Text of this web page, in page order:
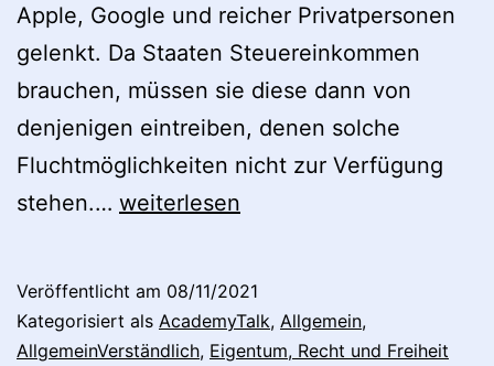
Apple, Google und reicher Privatpersonen
gelenkt. Da Staaten Steuereinkommen
brauchen, müssen sie diese dann von
denjenigen eintreiben, denen solche
Fluchtmöglichkeiten nicht zur Verfügung
stehen.… DIE
Legal
Institutionalism:
weiterlesen
Veröffentlicht am 08/11/2021
Kategorisiert als AcademyTalk, Allgemein,
AllgemeinVerständlich, Eigentum, Recht und Freiheit